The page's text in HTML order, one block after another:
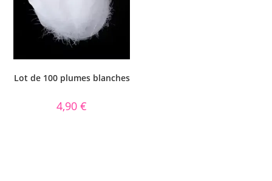
Lot de 100 plumes blanches
4,90€